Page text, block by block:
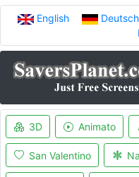
English Deutsch
3D Animato
San Valentino